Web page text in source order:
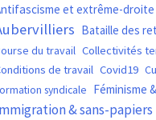
et extrême-droite
Bataille des
du travail Collectivités
de travail Covid19
syndicale Féminisme
& sans-papiers